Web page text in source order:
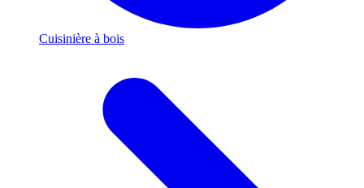
Cuisinière à bois